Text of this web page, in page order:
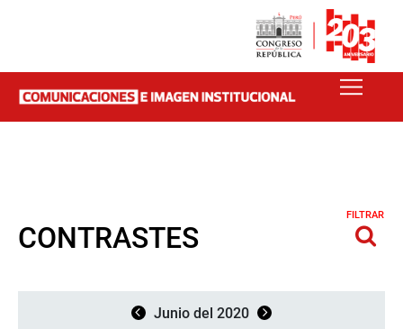
CONTRASTES
FILTRAR
Junio del 2020